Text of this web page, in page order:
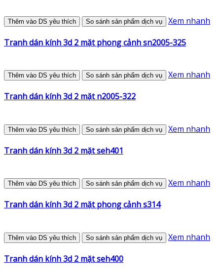
Thêm vào DS yêu thích So sánh sản phẩm dịch vụ Xem nhanh
Tranh dán kính 3d 2 mặt phong cảnh sn2005-325
Thêm vào DS yêu thích So sánh sản phẩm dịch vụ Xem nhanh
Tranh dán kính 3d 2 mặt n2005-322
Thêm vào DS yêu thích So sánh sản phẩm dịch vụ Xem nhanh
Tranh dán kính 3d 2 mặt seh401
Thêm vào DS yêu thích So sánh sản phẩm dịch vụ Xem nhanh
Tranh dán kính 3d 2 mặt phong cảnh s314
Thêm vào DS yêu thích So sánh sản phẩm dịch vụ Xem nhanh
Tranh dán kính 3d 2 mặt seh400